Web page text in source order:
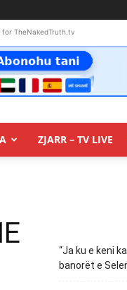
for TheNakedTruth.tv
ZJARR – TV LIVE
“Ja ku e keni
banorët e